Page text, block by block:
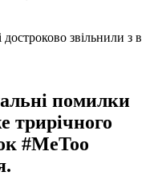
помилки
трирічного
#MeToo